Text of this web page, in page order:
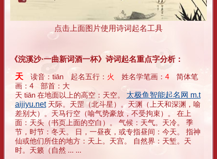
点击上面图片使用诗词起名工具
《浣溪沙·一曲新词酒一杯》诗词起名重点字分析：
天 读音：tiān 起名五行： 火 姓名学笔画： 4 简体笔
画：4 部首：大
天 tiān 在地面以上的高空：天空。 太极鱼智能起名网 m.t
aijiyu.net天际。天罡（北斗星）。天渊（上天和深渊，喻
差别大）。天马行空（喻气势豪放，不受拘束）。 在上
面：天头（书页上面的空白）。 气候：天气。天冷。 季
节，时节：冬天。 日，一昼夜，或专指昼间：今天。 指神
仙或他们所住的地方：天上。天宫。 自然界：天堑。天
时。天籁（自然 ... ...